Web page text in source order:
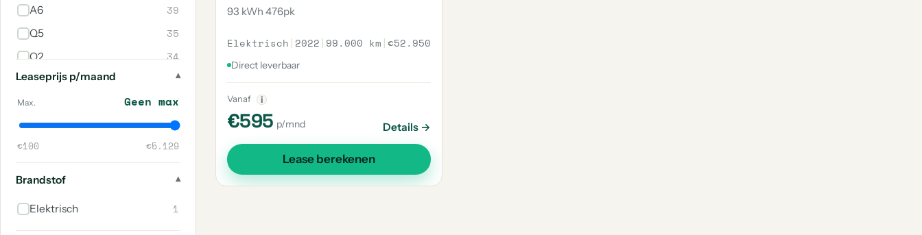
A6 39
Q5 35
Q2 34
Q3 33
Q3 Sportback 28
Tt 25
A5 21
E-Tron 12
Leaseprijs p/maand
Max. Geen max
€100 €5.129
Brandstof
Elektrisch 1
93 kWh 476pk
Elektrisch | 2022 | 99.000 km |€52.950
Direct leverbaar
Vanaf i
€595 p/mnd Details →
Lease berekenen